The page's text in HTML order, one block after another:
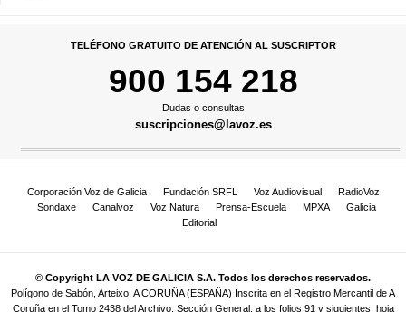
TELÉFONO GRATUITO DE ATENCIÓN AL SUSCRIPTOR
900 154 218
Dudas o consultas
suscripciones@lavoz.es
Corporación Voz de Galicia Fundación SRFL Voz Audiovisual
RadioVoz
Sondaxe
Canalvoz Voz Natura Prensa-Escuela MPXA
Galicia
Editorial
© Copyright LA VOZ DE GALICIA S.A. Todos los derechos reservados.
Polígono de Sabón, Arteixo, A CORUÑA (ESPAÑA) Inscrita en el Registro Mercantil de A
Coruña en el Tomo 2438 del Archivo, Sección General, a los folios 91 y siguientes, hoja